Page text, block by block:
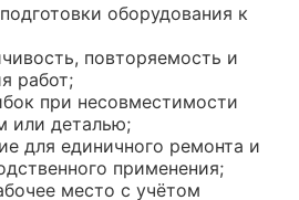
оборудования к
повторяемость и
работ;
при несовместимости
или деталью;
для единичного ремонта и
применения;
место с учётом